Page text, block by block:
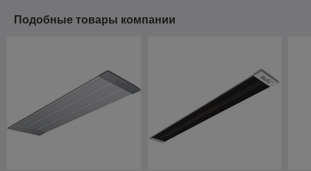
Подобные товары компании